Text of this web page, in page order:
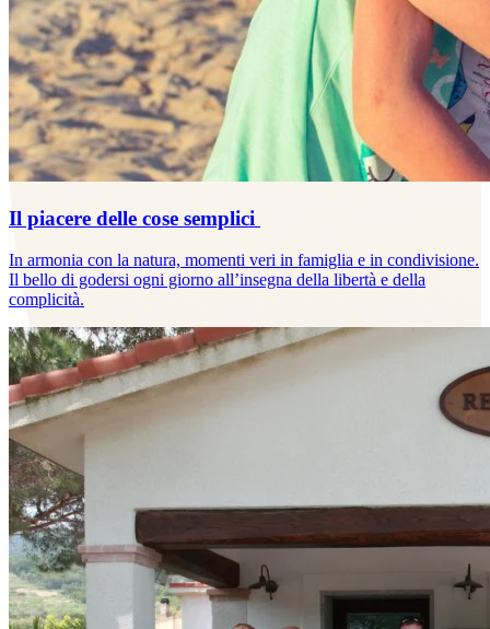
Il piacere delle cose semplici
In armonia con la natura, momenti veri in famiglia e in condivisione.
Il bello di godersi ogni giorno all’insegna della libertà e della
complicità.